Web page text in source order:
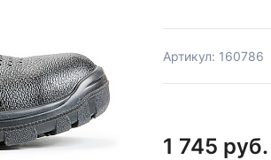
Артикул: 160786
1 745 руб.